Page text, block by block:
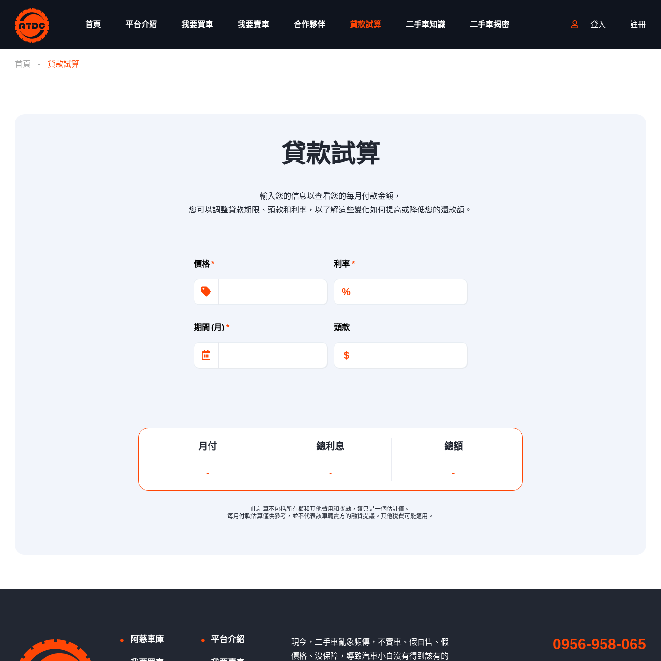
首頁 平台介紹 我要買車 我要賣車 合作夥伴 貸款試算 二手車知識 二手車揭密 登入 註冊
首頁 貸款試算
貸款試算
輸入您的信息以查看您的每月付款金額，
您可以調整貸款期限、頭款和利率，以了解這些變化如何提高或降低您的還款額。
價格* 利率 *
%
期間 (月) * 頭款
$
月付
-
總利息
-
總額
-
此計算不包括所有權和其他費用和獎勵，這只是一個估計值。
每月付款估算僅供參考，並不代表該車輛賣方的融資提議。其他稅費可能適用。
阿慈車庫 平台介紹
現今，二手車亂象頻傳，不實車、假自售、假
價格、沒保障，導致汽車小白沒有得到該有的
0956-958-065